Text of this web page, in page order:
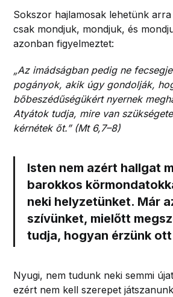
Sokszor hajlamosak lehetünk
csak mondjuk, mondjuk, és
azonban figyelmeztet:
„Az imádságban pedig ne
pogányok, akik úgy gondolják,
bőbeszédűségükért nyernek
Atyátok tudja, mire van
kérnétek őt.” (Mt 6,7–8)
Isten nem azért hallgat
barokkos
neki helyzetünket. Már
szívünket, mielőtt
tudja, hogyan érzünk
Nyugi, nem tudunk neki semmi
ezért nem kell szerepet